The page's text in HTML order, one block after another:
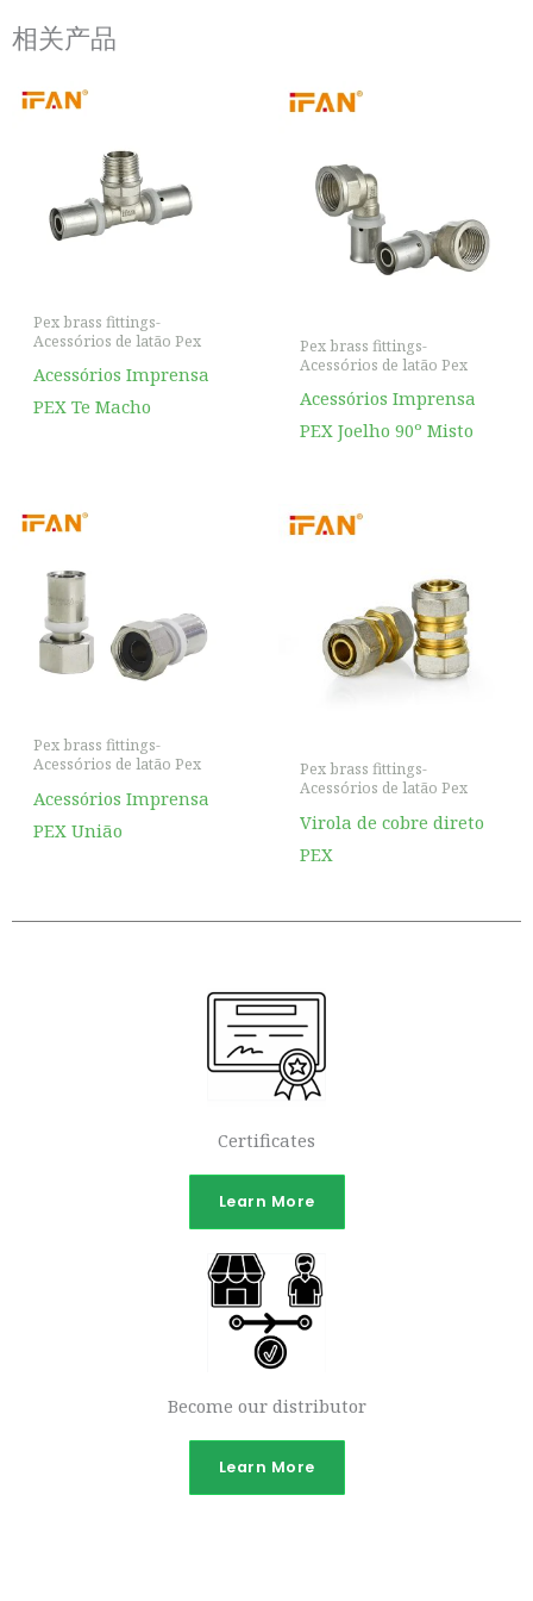
相关产品
Pex brass fittings-
Acessórios de latão Pex
Acessórios Imprensa
PEX Te Macho
Pex brass fittings-
Acessórios de latão Pex
Acessórios Imprensa
PEX Joelho 90º Misto
Pex brass fittings-
Acessórios de latão Pex
Acessórios Imprensa
PEX União
Pex brass fittings-
Acessórios de latão Pex
Virola de cobre direto
PEX
Certificates
Learn More
Become our distributor
Learn More